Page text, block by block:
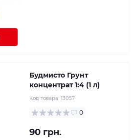
Будмисто Грунт
концентрат 1:4 (1 л)
Код товара: 13057
0
90 грн.